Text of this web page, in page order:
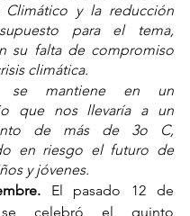
Climático y la reducción
para el tema,
su falta de compromiso
climática.
se mantiene en un
que nos llevaría a un
de más de 3o C,
en riesgo el futuro de
y jóvenes.
El pasado 12 de
se celebró el quinto